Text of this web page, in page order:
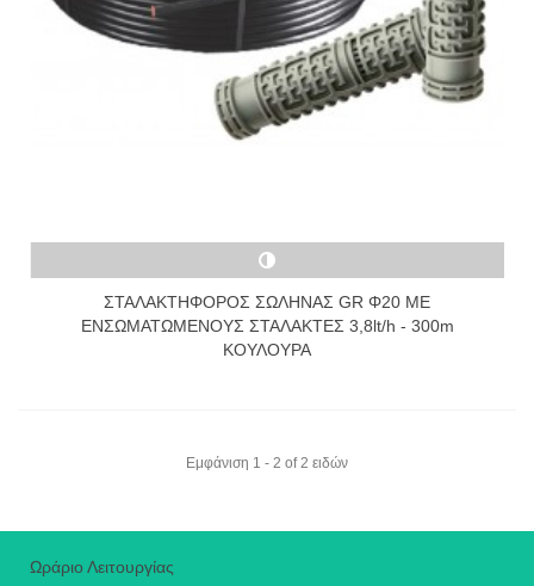
ΣΤΑΛΑΚΤΗΦΟΡΟΣ ΣΩΛΗΝΑΣ GR Φ20 ΜΕ
ΕΝΣΩΜΑΤΩΜΕΝΟΥΣ ΣΤΑΛΑΚΤΕΣ 3,8lt/h - 300m
ΚΟΥΛΟΥΡΑ
Εμφάνιση 1 - 2 of 2 ειδών
Ωράριο Λειτουργίας